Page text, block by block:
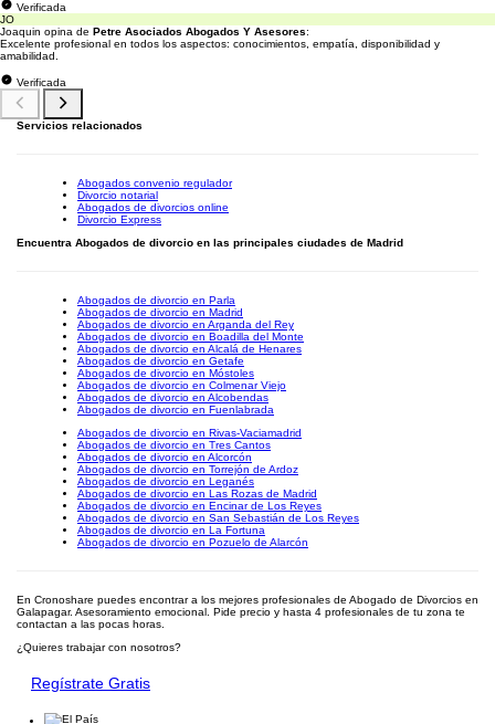
Verificada
JO
Joaquin opina de Petre Asociados Abogados Y Asesores:
Excelente profesional en todos los aspectos: conocimientos, empatía, disponibilidad y
amabilidad.
Verificada
Servicios relacionados
Abogados convenio regulador
Divorcio notarial
Abogados de divorcios online
Divorcio Express
Encuentra Abogados de divorcio en las principales ciudades de Madrid
Abogados de divorcio en Parla
Abogados de divorcio en Madrid
Abogados de divorcio en Arganda del Rey
Abogados de divorcio en Boadilla del Monte
Abogados de divorcio en Alcalá de Henares
Abogados de divorcio en Getafe
Abogados de divorcio en Móstoles
Abogados de divorcio en Colmenar Viejo
Abogados de divorcio en Alcobendas
Abogados de divorcio en Fuenlabrada
Abogados de divorcio en Rivas-Vaciamadrid
Abogados de divorcio en Tres Cantos
Abogados de divorcio en Alcorcón
Abogados de divorcio en Torrejón de Ardoz
Abogados de divorcio en Leganés
Abogados de divorcio en Las Rozas de Madrid
Abogados de divorcio en Encinar de Los Reyes
Abogados de divorcio en San Sebastián de Los Reyes
Abogados de divorcio en La Fortuna
Abogados de divorcio en Pozuelo de Alarcón
En Cronoshare puedes encontrar a los mejores profesionales de Abogado de Divorcios en
Galapagar. Asesoramiento emocional. Pide precio y hasta 4 profesionales de tu zona te
contactan a las pocas horas.
¿Quieres trabajar con nosotros?
Regístrate Gratis